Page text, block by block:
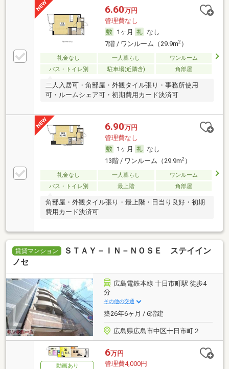
6.60万円
管理費なし
1ヶ月
なし
7階 / ワンルーム（29.9m2）
礼金なし 一人暮らし
ワンルーム
バス・トイレ別
駐車場(近隣含) 角部屋
二人入居可・角部屋・外観タイル張り・事務所使用
可・ルームシェア可・初期費用カード決済可
6.90万円
管理費なし
1ヶ月
なし
13階 / ワンルーム（29.9m2）
礼金なし 一人暮らし
ワンルーム
バス・トイレ別
最上階 角部屋
角部屋・外観タイル張り・最上階・日当り良好・初期
費用カード決済可
賃貸マンション
ＳＴＡＹ－ＩＮ－ＮＯＳＥ ステイイン
ノセ
広島電鉄本線 十日市町駅 徒歩4
分
その他の交通
築26年6ヶ月 / 6階建
広島県広島市中区十日市町２
動画あり
6万円
管理費4,000円